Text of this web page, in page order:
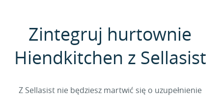
Zintegruj hurtownie
Hiendkitchen z Sellasist
Z Sellasist nie będziesz martwić się o uzupełnienie